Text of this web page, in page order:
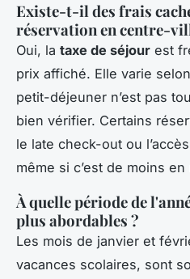
Existe-t-il des frais
réservation en centre-
Oui, la taxe de séjour est
prix affiché. Elle varie
petit-déjeuner n’est pas
bien vérifier. Certains
le late check-out ou
même si c’est de moins
À quelle période de
plus abordables ?
Les mois de janvier et
vacances scolaires, sont